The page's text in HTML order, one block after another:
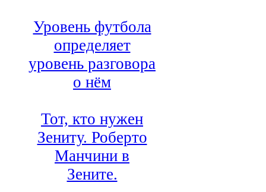
Уровень футбола
определяет
уровень разговора
о нём
Тот, кто нужен
Зениту. Роберто
Манчини в
Зените.